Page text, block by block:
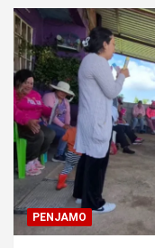
PENJAMO